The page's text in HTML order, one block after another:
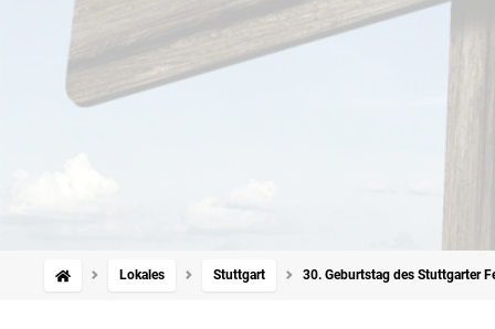
Lokales Stuttgart 30. Geburtstag des Stuttgarter